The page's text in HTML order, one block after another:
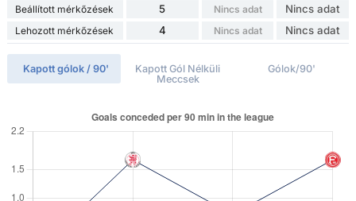
Beállított mérkőzések 5 Nincs adat Nincs adat
Lehozott mérkőzések 4 Nincs adat Nincs adat
Kapott gólok / 90'
Kapott Gól Nélküli
Meccsek
Gólok/90'